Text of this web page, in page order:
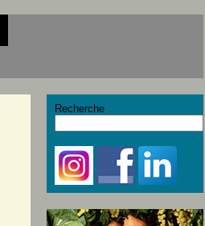
Recherche